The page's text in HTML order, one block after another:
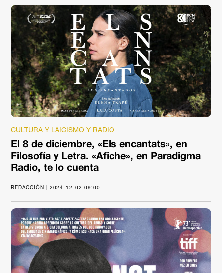
CULTURA Y LAICISMO Y RADIO
El 8 de diciembre, «Els encantats», en
Filosofía y Letra. «Afiche», en Paradigma
Radio, te lo cuenta
REDACCIÓN | 2024-12-02 09:00